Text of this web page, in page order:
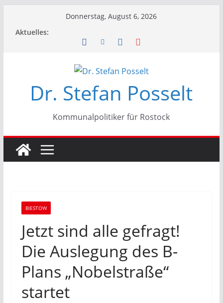
Donnerstag, August 6, 2026
Aktuelles:
Dr. Stefan Posselt
Kommunalpolitiker für Rostock
BIESTOW
Jetzt sind alle gefragt!
Die Auslegung des B-
Plans „Nobelstraße“
startet